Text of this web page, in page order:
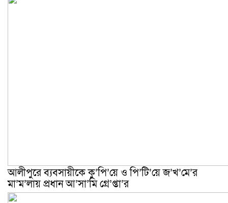
আলীপুরে ব্যবসায়ীকে কু’পি’য়ে ও পি’টি’য়ে জ’খ’মে’র
মা’ম’লায় প্রধান আ’সা’মি গ্রে’প্তা’র